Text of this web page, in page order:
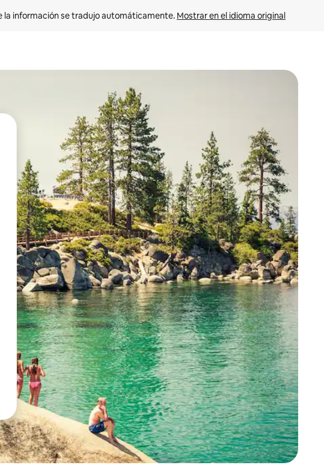
la información se tradujo automáticamente. Mostrar en el idioma original
teclas de flecha hacia arriba y hacia abajo o explora con el tacto o desliza el dedo.